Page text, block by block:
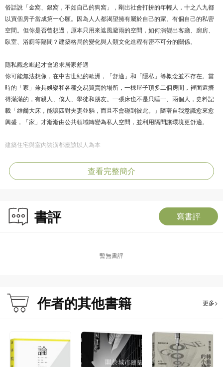
俗話說「金窩、銀窩，不如自己的狗窩」，剛出社會打拚的年輕人，十之八九都
以買個房子當成第一心願。因為人人都渴望擁有屬於自己的家、有個自己的私密
空間。但你是否曾想過，原本只用來遮風避雨的空間，如何演變出客廳、廚房、
臥室、浴廁等隔間？建築格局的變化與人類文化進程有密不可分的關係。
隱私觀念崛起才會追求居家舒適
你可能無法想像，在中古世紀的歐洲，「舒適」和「隱私」等概念並不存在。當
時的「家」兼具娛樂和各種交易買賣的場所，一棟屋子頂多二個房間，裡面還擠
得滿滿的，有親人、僕人、學徒和朋友。一張床也不是只睡一、兩個人，史料記
載「維爾大床，能讓四對夫妻並躺，而且不會碰到彼此。」隨著自我意識愈來愈
興盛，「家」才漸漸由公共領域轉變為私人空間，並利用隔間讓環境更舒適。
建築住宅與室內裝潢都應該以人為本
從未真正用心體會的地方。爬梳五世紀或大或小的住屋，從烏煙瘴氣的中世紀大
宅到現代雷夫．羅倫的精心設計名宅，走一趟空前的住宅演變詳解之旅，了解社
「人」的感受、「以人為本」，讓人舒適，才是好的家。
查看完整簡介
書評 寫書評
暫無書評
作者的其他書籍 更多>